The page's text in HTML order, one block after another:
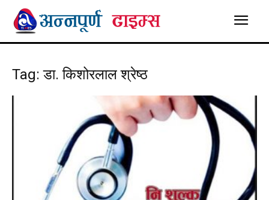
Tag: डा. किशोरलाल श्रेष्ठ